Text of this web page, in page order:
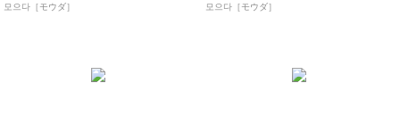
모으다［モウダ］ 모으다［モウダ］